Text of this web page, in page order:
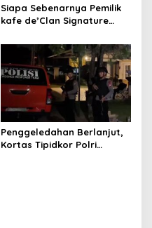
Siapa Sebenarnya Pemilik
kafe de’Clan Signature
Nama Jampidsus
Mendadak Jadi Sorotan
Penggeledahan Berlanjut,
Kortas Tipidkor Polri